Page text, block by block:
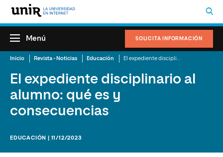
SOLICITA INFORMACIÓN
Menú
Inicio Revista - Noticias Educación
El expediente disciplinario al
alumno: qué es y
consecuencias
EDUCACIÓN | 11/12/2023